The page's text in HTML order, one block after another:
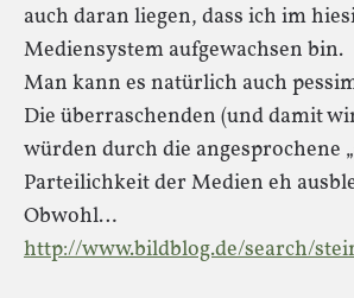
auch daran liegen, dass ich im
Mediensystem aufgewachsen bin.
Man kann es natürlich auch
Die überraschenden (und damit
würden durch die angesprochene
Parteilichkeit der Medien eh
Obwohl…
http://www.bildblog.de/search/